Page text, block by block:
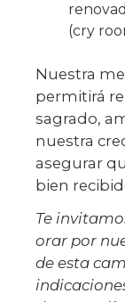
(cry
Nuestra
permitirá
sagrado,
nuestra
asegurar
bien
Te
orar por
de esta